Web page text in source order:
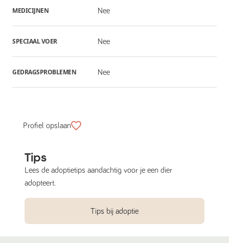
MEDICIJNEN Nee
SPECIAAL VOER Nee
GEDRAGSPROBLEMEN Nee
Profiel opslaan
Tips
Lees de adoptietips aandachtig voor je een dier
adopteert.
Tips bij adoptie